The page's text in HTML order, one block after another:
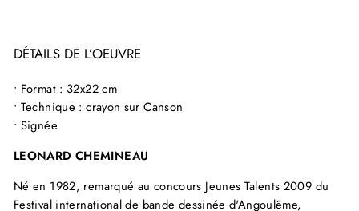
DÉTAILS DE L’OEUVRE
• Format : 32x22 cm
• Technique : crayon sur Canson
• Signée
LEONARD CHEMINEAU
Né en 1982, remarqué au concours Jeunes Talents 2009 du
Festival international de bande dessinée d'Angoulême,